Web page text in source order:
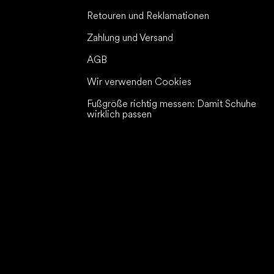
Retouren und Reklamationen
Zahlung und Versand
AGB
Wir verwenden Cookies
Fußgröße richtig messen: Damit Schuhe
wirklich passen